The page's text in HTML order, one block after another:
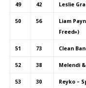
49 42 Leslie
50 56
Liam
Freed»)
51 73 Clean
52 38 Melendi
53 30 Reyko –